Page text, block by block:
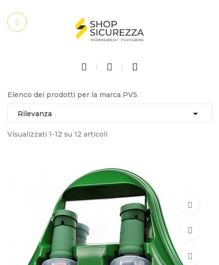
Elenco dei prodotti per la marca PVS
Rilevanza 
Visualizzati 1-12 su 12 articoli